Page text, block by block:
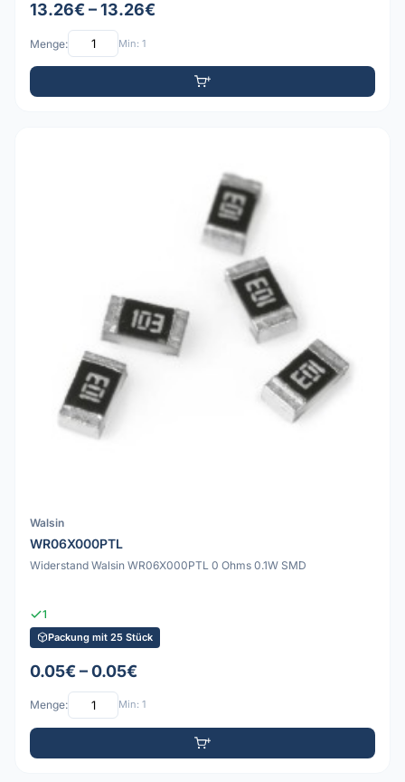
13.26€ – 13.26€
Menge: Min: 1
Walsin
WR06X000PTL
Widerstand Walsin WR06X000PTL 0 Ohms 0.1W SMD
1
Packung mit 25 Stück
0.05€ – 0.05€
Menge: Min: 1